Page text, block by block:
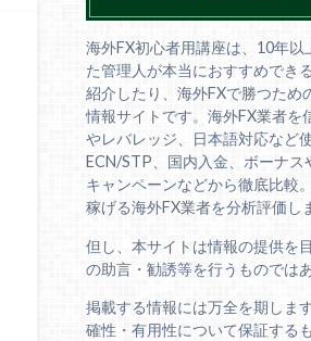
海外FX初心者用講座は、10年以
た管理人が本当におすすめでき
紹介したり、海外FXで勝つため
情報サイトです。海外FX業者を
やレバレッジ、日本語対応など
ECN/STP、国内入金、ボーナス
キャンペーンなどから徹底比較
稼げる海外FX業者を分析評価し
但し、本サイトは情報の提供を
の助言・勧誘等を行うものでは
掲載する情報には万全を期しま
確性・有用性について保証する